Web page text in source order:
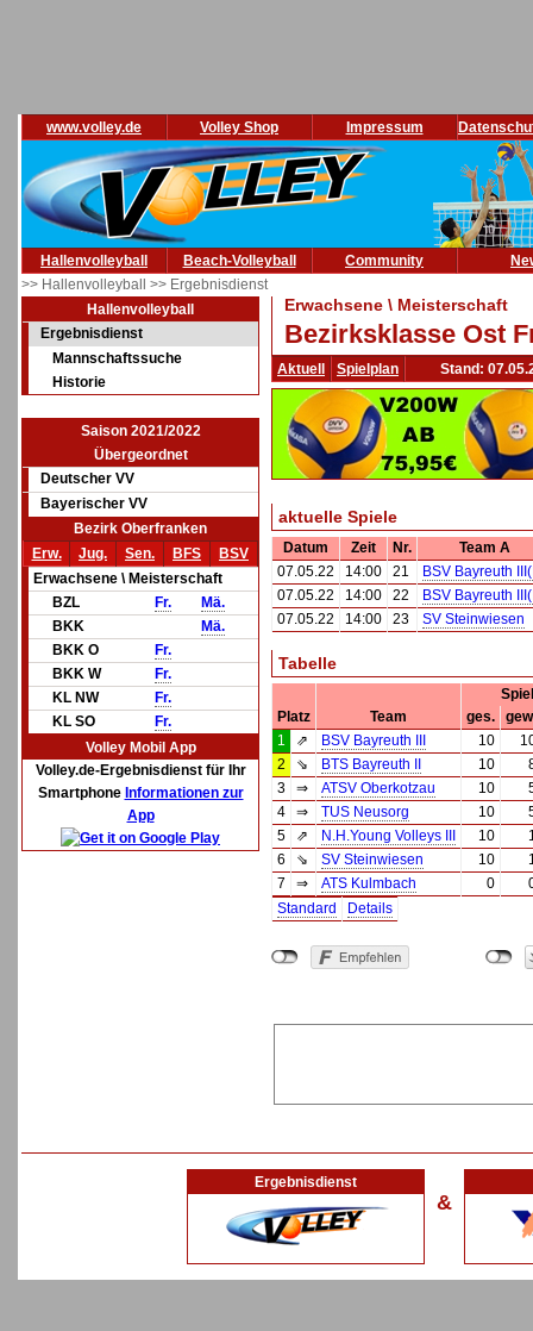
www.volley.de Volley Shop Impressum
Hallenvolleyball Beach-Volleyball Community
>> Hallenvolleyball >> Ergebnisdienst
Hallenvolleyball
Ergebnisdienst
Mannschaftssuche
Historie
Saison 2021/2022
Übergeordnet
Deutscher VV
Bayerischer VV
Bezirk Oberfranken
Erw.
Jug. Sen. BFS
BSV
Erwachsene \ Meisterschaft
BZL
Fr.
Mä.
BKK
Mä.
BKK O
Fr.
BKK W
Fr.
KL NW
Fr.
KL SO
Fr.
Volley Mobil App
Volley.de-Ergebnisdienst für Ihr
Smartphone Informationen zur
App
Erwachsene \ Meisterschaft
Bezirksklasse Ost
Aktuell Spielplan Stand:
aktuelle Spiele
Datum Zeit Nr.
Team A
07.05.22
14:00 21
BSV Bayreuth
07.05.22
14:00 22
BSV Bayreuth
07.05.22
14:00 23 SV Steinwiesen
Tabelle
Platz
Team ges.
1
⇗ BSV Bayreuth III 10
2
⇘ BTS Bayreuth II 10
3
⇒ ATSV Oberkotzau 10
4
⇒ TUS Neusorg 10
5
⇗ N.H.Young Volleys III 10
6
⇘ SV Steinwiesen 10
7
⇒ ATS Kulmbach 0
Standard
Details
Ergebnisdienst
&